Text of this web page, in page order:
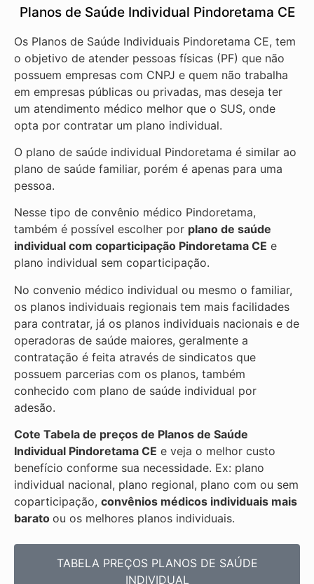
Planos de Saúde Individual Pindoretama CE
Os Planos de Saúde Individuais Pindoretama CE, tem
o objetivo de atender pessoas físicas (PF) que não
possuem empresas com CNPJ e quem não trabalha
em empresas públicas ou privadas, mas deseja ter
um atendimento médico melhor que o SUS, onde
opta por contratar um plano individual.
O plano de saúde individual Pindoretama é similar ao
plano de saúde familiar, porém é apenas para uma
pessoa.
Nesse tipo de convênio médico Pindoretama,
também é possível escolher por plano de saúde
individual com coparticipação Pindoretama CE e
plano individual sem coparticipação.
No convenio médico individual ou mesmo o familiar,
os planos individuais regionais tem mais facilidades
para contratar, já os planos individuais nacionais e de
operadoras de saúde maiores, geralmente a
contratação é feita através de sindicatos que
possuem parcerias com os planos, também
conhecido com plano de saúde individual por
adesão.
Cote Tabela de preços de Planos de Saúde
Individual Pindoretama CE e veja o melhor custo
benefício conforme sua necessidade. Ex: plano
individual nacional, plano regional, plano com ou sem
coparticipação, convênios médicos individuais mais
barato ou os melhores planos individuais.
TABELA PREÇOS PLANOS DE SAÚDE
INDIVIDUAL